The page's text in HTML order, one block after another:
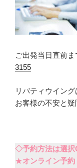
ご出発当日直前ま
3155
リバティウイン
お客様の不安と疑
◇予約方法は選
★オンライン予約